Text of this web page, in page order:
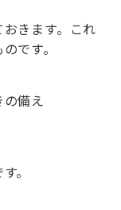
きます。これ
です。
備え
。